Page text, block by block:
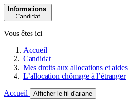
Informations
Candidat
Vous êtes ici
Accueil
Candidat
Mes droits aux allocations et aides
L’allocation chômage à l’étranger
Accueil Afficher le fil d'ariane